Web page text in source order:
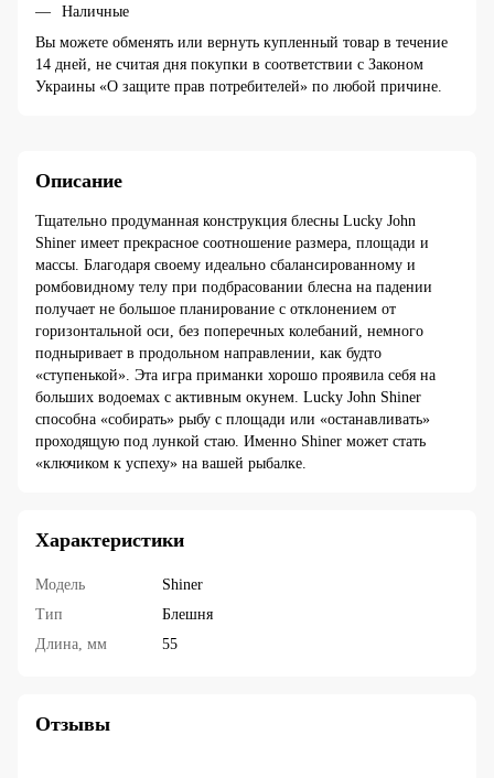
Наличные
Вы можете обменять или вернуть купленный товар в течение
14 дней, не считая дня покупки в соответствии с Законом
Украины «О защите прав потребителей» по любой причине.
Описание
Тщательно продуманная конструкция блесны Lucky John
Shiner имеет прекрасное соотношение размера, площади и
массы. Благодаря своему идеально сбалансированному и
ромбовидному телу при подбрасовании блесна на падении
получает не большое планирование с отклонением от
горизонтальной оси, без поперечных колебаний, немного
подныривает в продольном направлении, как будто
«ступенькой». Эта игра приманки хорошо проявила себя на
больших водоемах с активным окунем. Lucky John Shiner
способна «собирать» рыбу с площади или «останавливать»
проходящую под лункой стаю. Именно Shiner может стать
«ключиком к успеху» на вашей рыбалке.
Характеристики
Модель
Shiner
Тип
Блешня
Длина, мм
55
Отзывы